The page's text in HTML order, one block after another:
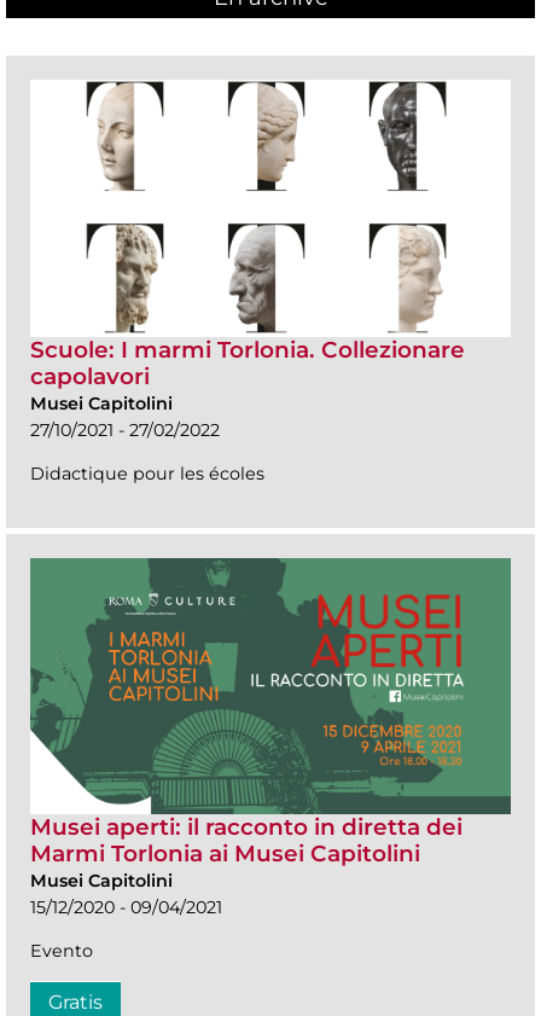
Scuole: I marmi Torlonia. Collezionare
capolavori
Musei Capitolini
27/10/2021 - 27/02/2022
Didactique pour les écoles
Musei aperti: il racconto in diretta dei
Marmi Torlonia ai Musei Capitolini
Musei Capitolini
15/12/2020 - 09/04/2021
Evento
Gratis